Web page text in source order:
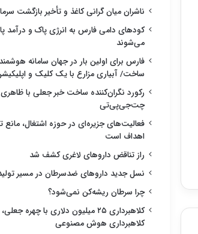
ناشران میان گرانی کاغذ و تأخیر بازگشت
کودهای دامی فارس به انرژی پاک و درآمد
می‌شوند
فارس برای اولین بار در جهان سامانه
ساخت/ آبیاری مزارع با یک کلیک و
رکورد نگران‌کننده ساخت خبر جعلی با
چت‌جی‌پی‌تی
فعالیت‌های جزیره‌ای در حوزه اشتغال،
اهداف است
راز تناقض داروهای لاغری کشف شد
نسل جدید داروهای ضدسرطان در مسیر
چرا سرطان ریشه‌کن نمی‌شود؟
کلاهبرداری ۲۵ میلیون دلاری با چهره
کلاهبرداری هوش مصنوعی